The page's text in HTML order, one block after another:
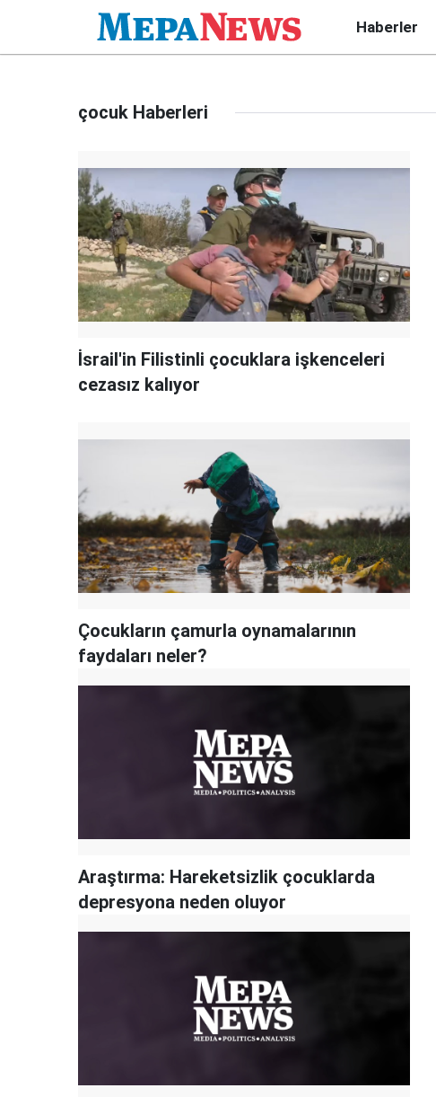
Haberler
çocuk Haberleri
İsrail'in Filistinli çocuklara işkenceleri
cezasız kalıyor
Çocukların çamurla oynamalarının
faydaları neler?
Araştırma: Hareketsizlik çocuklarda
depresyona neden oluyor